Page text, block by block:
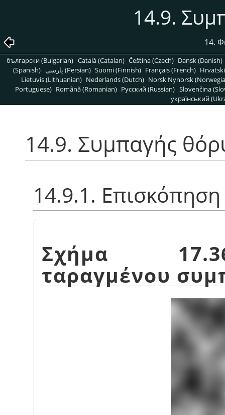
14.9.
14.
български (Bulgarian) Català (Catalan) Čeština (Czech) Dansk (Danish)
(Spanish)
پارسی (Persian) Suomi (Finnish) Français (French)
Lietuvis (Lithuanian) Nederlands (Dutch) Norsk Nynorsk
Portuguese) Română (Romanian) Pусский (Russian) Slovenčina
український
14.9. Συμπαγής
14.9.1. Επισκόπηση
Σχήμα
ταραγμένου